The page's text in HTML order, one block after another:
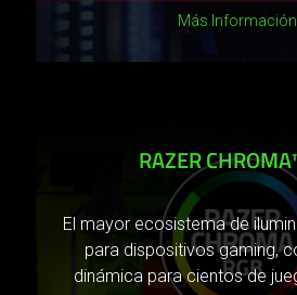
Más Información
RAZER
El mayor ecosistema de
para dispositivos gaming,
dinámica para cientos de